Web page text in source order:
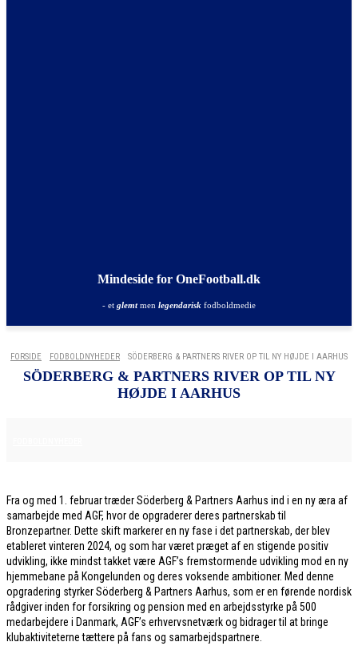
Mindeside for OneFootball.dk
- et glemtmen legendarisk fodboldmedie
FORSIDE FODBOLDNYHEDER SÖDERBERG & PARTNERS RIVER OP TIL NY HØJDE I AARHUS
SÖDERBERG & PARTNERS RIVER OP TIL NY
HØJDE I AARHUS
Fra og med 1. februar træder Söderberg & Partners Aarhus ind i en ny æra af
samarbejde med AGF, hvor de opgraderer deres partnerskab til
Bronzepartner. Dette skift markerer en ny fase i det partnerskab, der blev
etableret vinteren 2024, og som har været præget af en stigende positiv
udvikling, ikke mindst takket være AGF’s fremstormende udvikling mod en ny
hjemmebane på Kongelunden og deres voksende ambitioner. Med denne
opgradering styrker Söderberg & Partners Aarhus, som er en førende nordisk
rådgiver inden for forsikring og pension med en arbejdsstyrke på 500
medarbejdere i Danmark, AGF’s erhvervsnetværk og bidrager til at bringe
klubaktiviteterne tættere på fans og samarbejdspartnere.